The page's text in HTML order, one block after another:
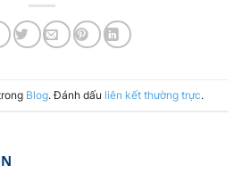
Blog. Đánh dấu liên kết thường trực.